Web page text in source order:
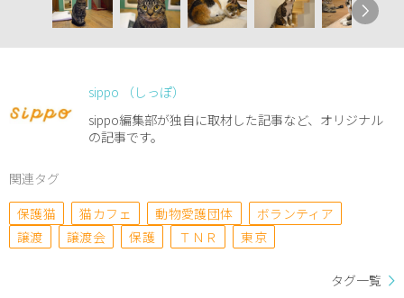
sippo （しっぽ）
sippo編集部が独自に取材した記事など、オリジナル
の記事です。
関連タグ
保護猫
猫カフェ 動物愛護団体
ボランティア
譲渡
譲渡会 保護 ＴＮＲ 東京
タグ一覧